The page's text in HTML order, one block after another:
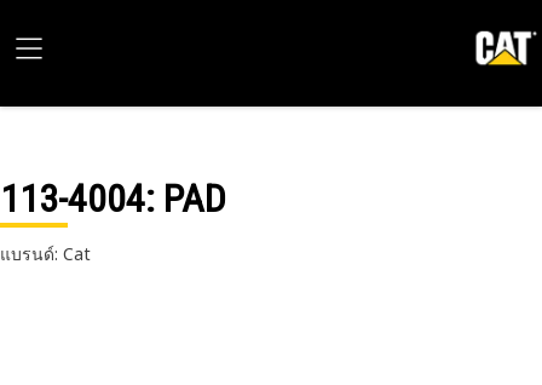
113-4004: PAD
แบรนด์: Cat